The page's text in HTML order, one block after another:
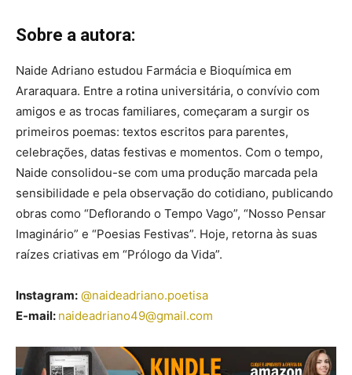
Sobre a autora:
Naide Adriano estudou Farmácia e Bioquímica em
Araraquara. Entre a rotina universitária, o convívio com
amigos e as trocas familiares, começaram a surgir os
primeiros poemas: textos escritos para parentes,
celebrações, datas festivas e momentos. Com o tempo,
Naide consolidou-se com uma produção marcada pela
sensibilidade e pela observação do cotidiano, publicando
obras como “Deflorando o Tempo Vago”, “Nosso Pensar
Imaginário” e “Poesias Festivas”. Hoje, retorna às suas
raízes criativas em “Prólogo da Vida”.
Instagram: @naideadriano.poetisa
E-mail: naideadriano49@gmail.com